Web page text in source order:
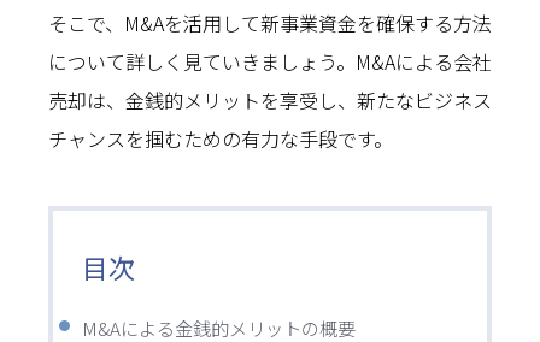
そこで、M&Aを活用して新事業資金を確保する方法
について詳しく見ていきましょう。M&Aによる会社
売却は、金銭的メリットを享受し、新たなビジネス
チャンスを掴むための有力な手段です。
目次
M&Aによる金銭的メリットの概要